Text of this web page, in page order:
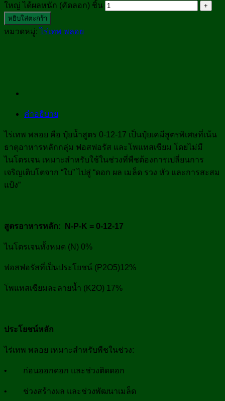
ใหญ่ ได้ผลหนัก (คัดลอก) ชิ้น
หยิบใส่ตะกร้า
หมวดหมู่:ไร่เทพ พลอย
คำอธิบาย
ไร่เทพ พลอย คือ ปุ๋ยน้ำสูตร 0-12-17 เป็นปุ๋ยเคมีสูตรพิเศษที่เน้น
ธาตุอาหารหลักกลุ่ม ฟอสฟอรัส และโพแทสเซียม โดยไม่มี
ไนโตรเจน เหมาะสำหรับใช้ในช่วงที่พืชต้องการเปลี่ยนการ
เจริญเติบโตจาก “ใบ” ไปสู่ “ดอก ผล เมล็ด รวง หัว และการสะสม
แป้ง”
สูตรอาหารหลัก: N-P-K = 0-12-17
ไนโตรเจนทั้งหมด (N) 0%
ฟอสฟอรัสที่เป็นประโยชน์ (P2O5)12%
โพแทสเซียมละลายน้ำ (K2O) 17%
ประโยชน์หลัก
ไร่เทพ พลอย เหมาะสำหรับพืชในช่วง:
• ก่อนออกดอก และช่วงติดดอก
• ช่วงสร้างผล และช่วงพัฒนาเมล็ด